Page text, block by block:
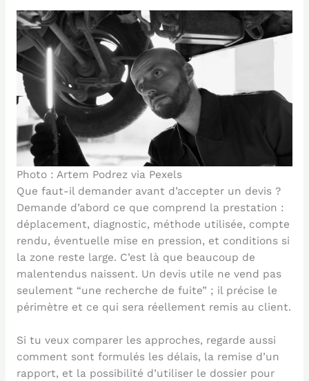
Photo : Artem Podrez via Pexels
Que faut-il demander avant d’accepter un devis ?
Demande d’abord ce que comprend la prestation :
déplacement, diagnostic, méthode utilisée, compte
rendu, éventuelle mise en pression, et conditions si
la zone reste large. C’est là que beaucoup de
malentendus naissent. Un devis utile ne vend pas
seulement “une recherche de fuite” ; il précise le
périmètre et ce qui sera réellement remis au client.
Si tu veux comparer les approches, regarde aussi
comment sont formulés les délais, la remise d’un
rapport, et la possibilité d’utiliser le dossier pour